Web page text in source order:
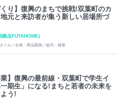
くり】復興のまちで挑戦!双葉町のカ
元と来訪者が集う新しい居場所づ
拠点FUTAHOME)
イル／企画・商品開発／販売・接客
業】復興の最前線・双葉町で学生イ
期生」になる!まちと若者の未来を
う!